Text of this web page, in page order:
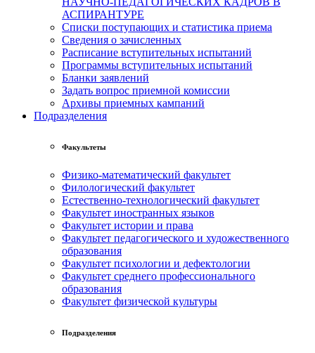
АСПИРАНТУРЕ
Списки поступающих и статистика приема
Сведения о зачисленных
Расписание вступительных испытаний
Программы вступительных испытаний
Бланки заявлений
Задать вопрос приемной комиссии
Архивы приемных кампаний
Подразделения
Факультеты
Физико-математический факультет
Филологический факультет
Естественно-технологический факультет
Факультет иностранных языков
Факультет истории и права
Факультет педагогического и художественного
образования
Факультет психологии и дефектологии
Факультет среднего профессионального
образования
Факультет физической культуры
Подразделения